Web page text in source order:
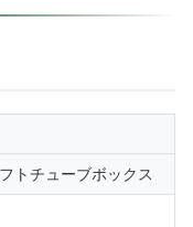
トチューブボックス